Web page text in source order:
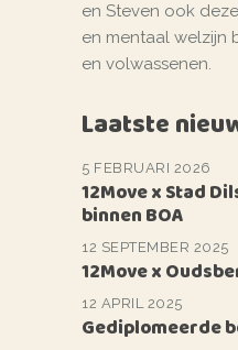
en Steven ook
en mentaal welzijn
en volwassenen.
Laatste
5 FEBRUARI 2026
12Move x Stad
binnen BOA
12 SEPTEMBER 2025
12Move x
12 APRIL 2025
Gediplomeerde